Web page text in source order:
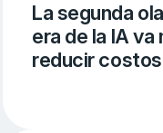
La segunda
era de la IA va
reducir costos